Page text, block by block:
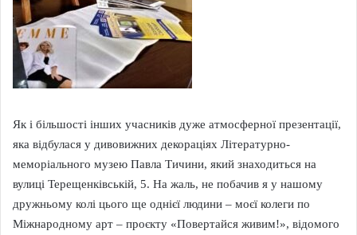
Як і більшості інших учасників дуже атмосферної презентації,
яка відбулася у дивовижних декораціях Літературно-
меморіального музею Павла Тичини, який знаходиться на
вулиці Терещенківській, 5. На жаль, не побачив я у нашому
дружньому колі цього ще однієї людини – моєї колеги по
Міжнародному арт – проєкту «Повертайся живим!», відомого